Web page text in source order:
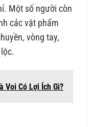
Một số người còn
các vật phẩm
vòng tay,
Voi Có Lợi Ích Gì?